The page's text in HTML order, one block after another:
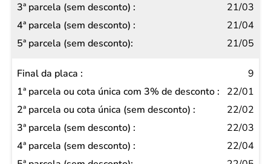
21/03
21/04
21/05
9
22/01
22/02
22/03
22/04